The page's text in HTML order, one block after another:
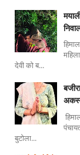
देवी को ब...
बुटोला...